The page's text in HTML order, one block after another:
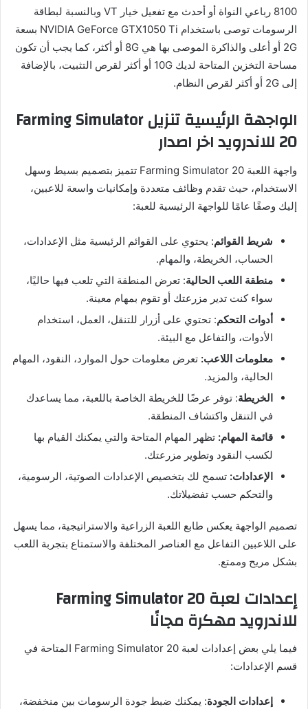
8100 رباعي النواة أو أحدث مع تفعيل خيار VT وبالنسبة لبطاقة
الرسومات توصى باستخدام NVIDIA GeForce GTX1050 Ti بسعة
2G أو أعلى والذاكرة الموصى بها هي 8G أو أكثر، كما يجب أن تكون
مساحة التخزين المتاحة لديك 10G أو أكثر لقرص التثبيت، بالإضافة
إلى 2G أو أكثر لقرص النظام.
الواجهة الرئيسية تنزيلFarming Simulator
20 للاندرويد اخر اصدار
واجهة اللعبة Farming Simulator 20 تتميز بتصميم بسيط وسهل
الاستخدام، حيث تقدم وظائف متعددة وإمكانيات واسعة للاعبين،
إليك وصفًا عامًا للواجهة الرئيسية للعبة:
شريط القوائم: يحتوي على القوائم الرئيسية مثل الإعدادات،
الحساب، الخريطة، والمهام.
منطقة اللعب الحالية: تعرض المنطقة التي تلعب فيها حاليًا،
سواء كنت تدير مزرعتك أو تقوم بمهام معينة.
أدوات التحكم: تحتوي على أزرار للتنقل، العمل، استخدام
الأدوات، والتفاعل مع البيئة.
معلومات اللاعب: تعرض معلومات حول الموارد، النقود، المهام
الحالية، والمزيد.
الخريطة: توفر عرضًا للخريطة الخاصة باللعبة، مما يساعدك
في التنقل واكتشاف المنطقة.
قائمة المهام: تظهر المهام المتاحة والتي يمكنك القيام بها
لكسب النقود وتطوير مزرعتك.
الإعدادات: تسمح لك بتخصيص الإعدادات الصوتية، الرسومية،
والتحكم حسب تفضيلاتك.
تصميم الواجهة يعكس طابع اللعبة الزراعية والاستراتيجية، مما يسهل
على اللاعبين التفاعل مع العناصر المختلفة والاستمتاع بتجربة اللعب
بشكل مريح وممتع.
إعدادات لعبة Farming Simulator20
للاندرويد مهكرة مجانًا
فيما يلي بعض إعدادات لعبة Farming Simulator 20 المتاحة في
قسم الإعدادات:
إعدادات الجودة: يمكنك ضبط جودة الرسومات بين منخفضة،